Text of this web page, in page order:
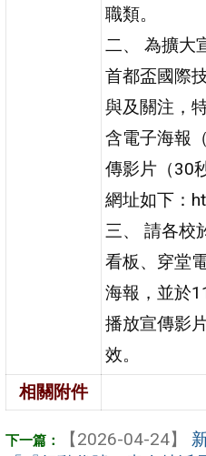
職類。
二、 為擴大
首都盃國際
與及關注，
含電子海報
傳影片（30
網址如下：
三、 請各校
看板、穿堂
海報，並於
播放宣傳影
效。
相關附件
【2026-04-24】